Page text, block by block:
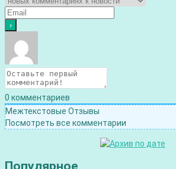
0 комментариев
Межтекстовые Отзывы
Посмотреть все комментарии
Популярное